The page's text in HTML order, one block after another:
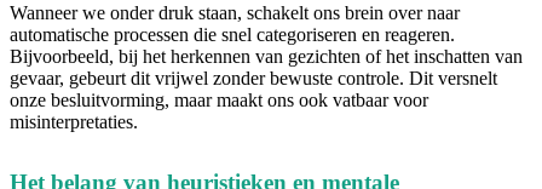
Wanneer we onder druk staan, schakelt ons brein over naar
automatische processen die snel categoriseren en reageren.
Bijvoorbeeld, bij het herkennen van gezichten of het inschatten van
gevaar, gebeurt dit vrijwel zonder bewuste controle. Dit versnelt
onze besluitvorming, maar maakt ons ook vatbaar voor
misinterpretaties.
Het belang van heuristieken en mentale